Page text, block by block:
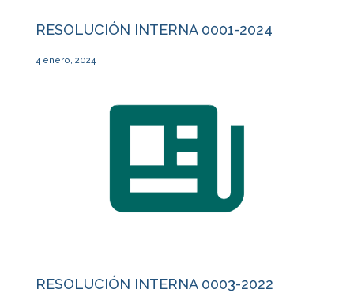
RESOLUCIÓN INTERNA 0001-2024
4 enero, 2024
RESOLUCIÓN INTERNA 0003-2022